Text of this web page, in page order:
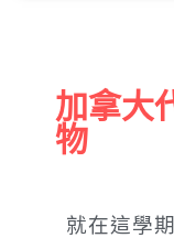
加拿大
物
就在這學